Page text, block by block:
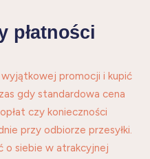
płatności
promocji i kupić
gdy standardowa cena
czy konieczności
przy odbiorze przesyłki.
o siebie w atrakcyjnej